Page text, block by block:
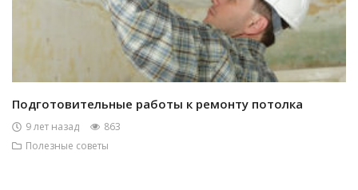
Подготовительные работы к ремонту потолка
9 лет назад
863
Полезные советы